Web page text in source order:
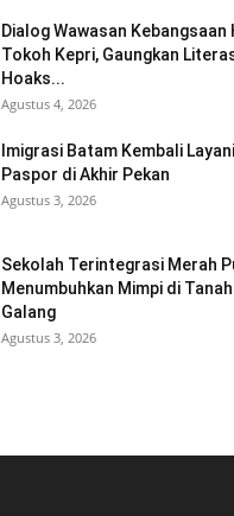
Dialog Wawasan Kebangsaan
Tokoh Kepri, Gaungkan
Hoaks...
Agustus 4, 2026
Imigrasi Batam Kembali
Paspor di Akhir Pekan
Agustus 3, 2026
Sekolah Terintegrasi Merah
Menumbuhkan Mimpi di
Galang
Agustus 3, 2026